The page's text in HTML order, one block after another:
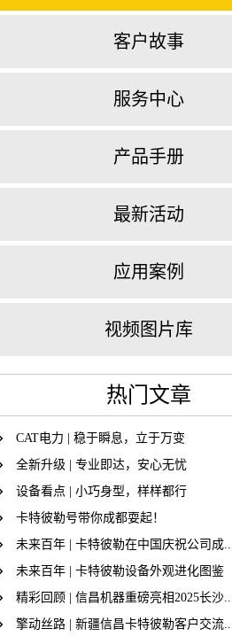
客户故事
服务中心
产品手册
最新活动
应用案例
视频图片库
热门文章
CAT电力 | 稳于瞬息，立于万变
全新升级 | 专业即达，安心无忧
设备看点 | 小巧身型，样样都行
卡特彼勒号带你成都耍起！
未来百年 | 卡特彼勒在中国庆祝公司成
未来百年 | 卡特彼勒设备外观进化图鉴
精彩回顾 | 信昌机器重磅亮相2025长沙
擎动丝路 | 新疆信昌卡特彼勒客户交流